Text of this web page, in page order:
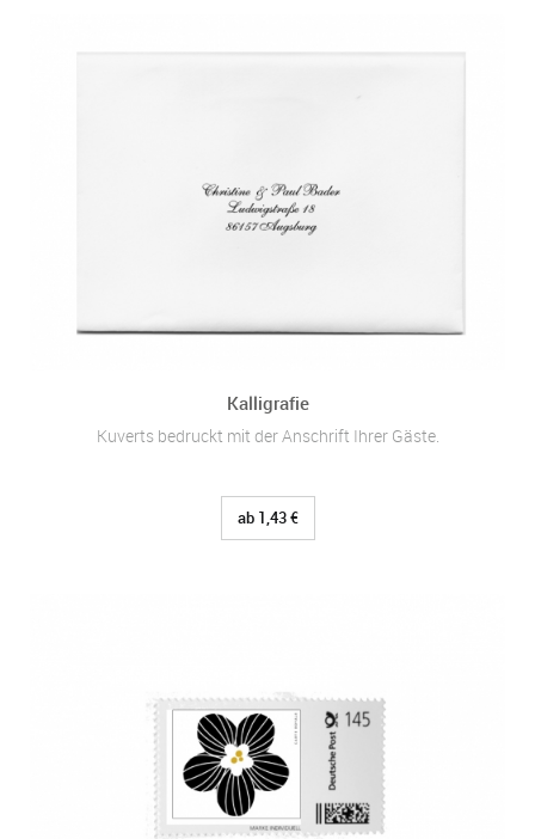
Kalligrafie
Kuverts bedruckt mit der Anschrift Ihrer Gäste.
ab 1,43 €